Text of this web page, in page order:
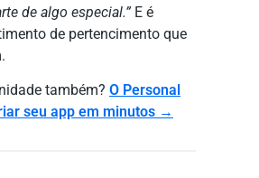
de algo especial.”E é
de pertencimento que
também? O Personal
seu app em minutos →